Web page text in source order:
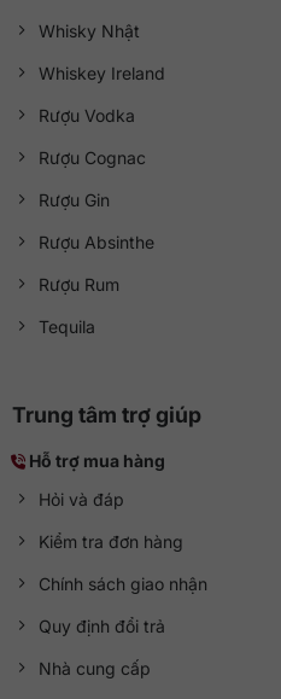
Whisky Nhật
Whiskey Ireland
Rượu Vodka
Rượu Cognac
Rượu Gin
Rượu Absinthe
Rượu Rum
Tequila
Trung tâm trợ giúp
Hỗ trợ mua hàng
Hỏi và đáp
Kiểm tra đơn hàng
Chính sách giao nhận
Quy định đổi trả
Nhà cung cấp